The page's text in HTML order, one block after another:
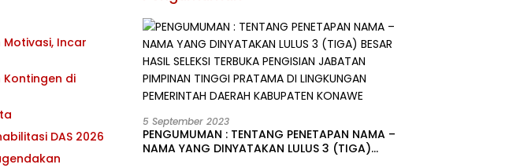
Incar
Kontingen di
DAS 2026
5 September 2023
PENGUMUMAN : TENTANG PENETAPAN NAMA –
NAMA YANG DINYATAKAN LULUS 3 (TIGA)